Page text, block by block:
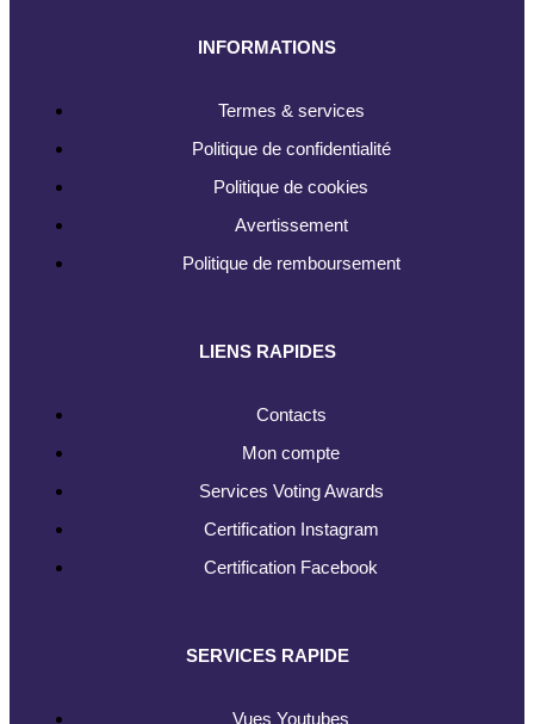
INFORMATIONS
Termes & services
Politique de confidentialité
Politique de cookies
Avertissement
Politique de remboursement
LIENS RAPIDES
Contacts
Mon compte
Services Voting Awards
Certification Instagram
Certification Facebook
SERVICES RAPIDE
Vues Youtubes